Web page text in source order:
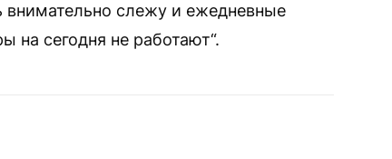
слежу и ежедневные
на сегодня не работают“.